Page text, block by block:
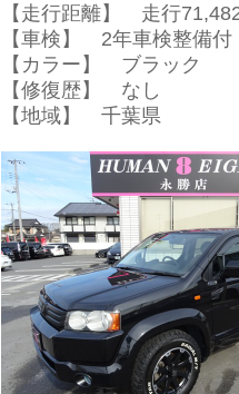
【走行距離】 走行
【車検】 2年車検整備付
【カラー】 ブラック
【修復歴】 なし
【地域】 千葉県